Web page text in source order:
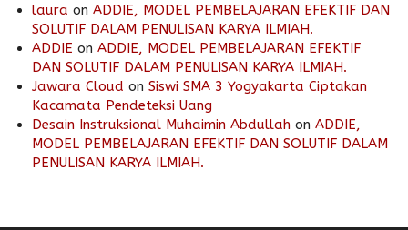
laura on ADDIE, MODEL PEMBELAJARAN EFEKTIF DAN
SOLUTIF DALAM PENULISAN KARYA ILMIAH.
ADDIE on ADDIE, MODEL PEMBELAJARAN EFEKTIF
DAN SOLUTIF DALAM PENULISAN KARYA ILMIAH.
Jawara Cloud on Siswi SMA 3 Yogyakarta Ciptakan
Kacamata Pendeteksi Uang
Desain Instruksional Muhaimin Abdullah on ADDIE,
MODEL PEMBELAJARAN EFEKTIF DAN SOLUTIF DALAM
PENULISAN KARYA ILMIAH.